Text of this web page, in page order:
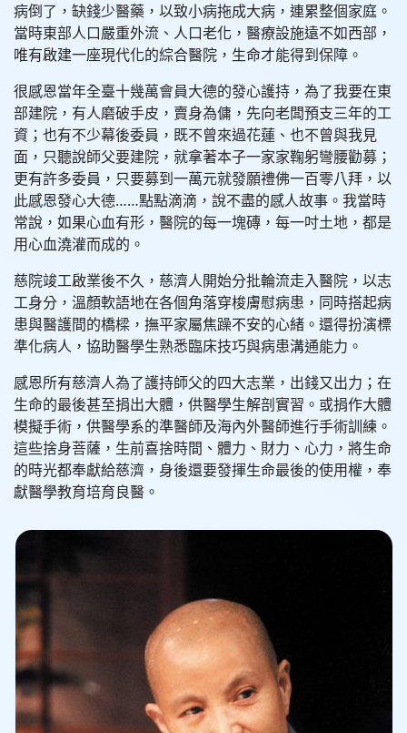
病倒了，缺錢少醫藥，以致小病拖成大病，連累整個家庭。
當時東部人口嚴重外流、人口老化，醫療設施遠不如西部，
唯有啟建一座現代化的綜合醫院，生命才能得到保障。
很感恩當年全臺十幾萬會員大德的發心護持，為了我要在東
部建院，有人磨破手皮，賣身為傭，先向老闆預支三年的工
資；也有不少幕後委員，既不曾來過花蓮、也不曾與我見
面，只聽說師父要建院，就拿著本子一家家鞠躬彎腰勸募；
更有許多委員，只要募到一萬元就發願禮佛一百零八拜，以
此感恩發心大德……點點滴滴，說不盡的感人故事。我當時
常說，如果心血有形，醫院的每一塊磚，每一吋土地，都是
用心血澆灌而成的。
慈院竣工啟業後不久，慈濟人開始分批輪流走入醫院，以志
工身分，溫顏軟語地在各個角落穿梭膚慰病患，同時搭起病
患與醫護間的橋樑，撫平家屬焦躁不安的心緒。還得扮演標
準化病人，協助醫學生熟悉臨床技巧與病患溝通能力。
感恩所有慈濟人為了護持師父的四大志業，出錢又出力；在
生命的最後甚至捐出大體，供醫學生解剖實習。或捐作大體
模擬手術，供醫學系的準醫師及海內外醫師進行手術訓練。
這些捨身菩薩，生前喜捨時間、體力、財力、心力，將生命
的時光都奉獻給慈濟，身後還要發揮生命最後的使用權，奉
獻醫學教育培育良醫。